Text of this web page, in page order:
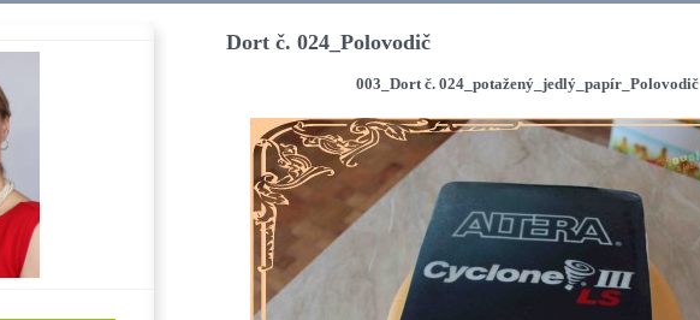
Dort č. 024_Polovodič
003_Dort č. 024_potažený_jedlý_papír_Polovodič